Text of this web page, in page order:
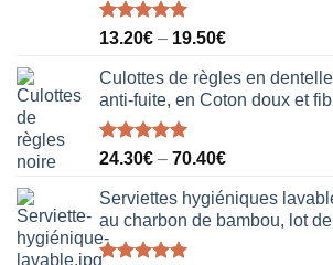
Note5.00
13.20€ – 19.50€
Culottes de règles en
anti-fuite, en Coton doux et
Note5.00
24.30€ – 70.40€
Serviettes hygiéniques
au charbon de bambou, lot